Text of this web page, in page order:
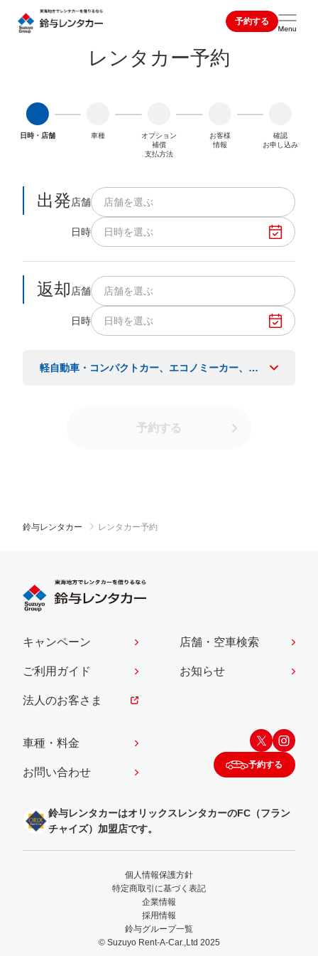
予約する
レンタカー予約
日時・店舗 車種
オプション
補償
支払方法
お客様
情報
確認
お申し込み
出発店舗 店舗を選ぶ
日時 日時を選ぶ
返却 店舗 店舗を選ぶ
日時 日時を選ぶ
軽自動車・コンパクトカー、エコノミーカー、ワゴン、バン
予約する
鈴与レンタカー レンタカー予約
キャンペーン 店舗・空車検索
車種・料金
ご利用ガイド お知らせ
お問い合わせ
法人のお客さま
鈴与レンタカーはオリックスレンタカーのFC（フラン
チャイズ）加盟店です。
予約する
個人情報保護方針
特定商取引に基づく表記
企業情報
採用情報
鈴与グループ一覧
© Suzuyo Rent-A-Car.,Ltd 2025